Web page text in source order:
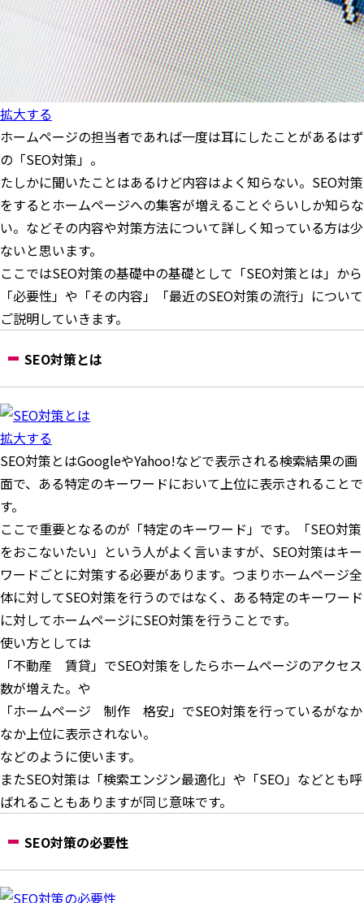
拡大する
ホームページの担当者であれば一度は耳にしたことがあるはず
の「SEO対策」。
たしかに聞いたことはあるけど内容はよく知らない。SEO対策
をするとホームページへの集客が増えることぐらいしか知らな
い。などその内容や対策方法について詳しく知っている方は少
ないと思います。
ここではSEO対策の基礎中の基礎として「SEO対策とは」から
「必要性」や「その内容」「最近のSEO対策の流行」について
ご説明していきます。
SEO対策とは
拡大する
SEO対策とはGoogleやYahoo!などで表示される検索結果の画
面で、ある特定のキーワードにおいて上位に表示されることで
す。
ここで重要となるのが「特定のキーワード」です。「SEO対策
をおこないたい」という人がよく言いますが、SEO対策はキー
ワードごとに対策する必要があります。つまりホームページ全
体に対してSEO対策を行うのではなく、ある特定のキーワード
に対してホームページにSEO対策を行うことです。
使い方としては
「不動産 賃貸」でSEO対策をしたらホームページのアクセス
数が増えた。や
「ホームページ 制作 格安」でSEO対策を行っているがなか
なか上位に表示されない。
などのように使います。
またSEO対策は「検索エンジン最適化」や「SEO」などとも呼
ばれることもありますが同じ意味です。
SEO対策の必要性